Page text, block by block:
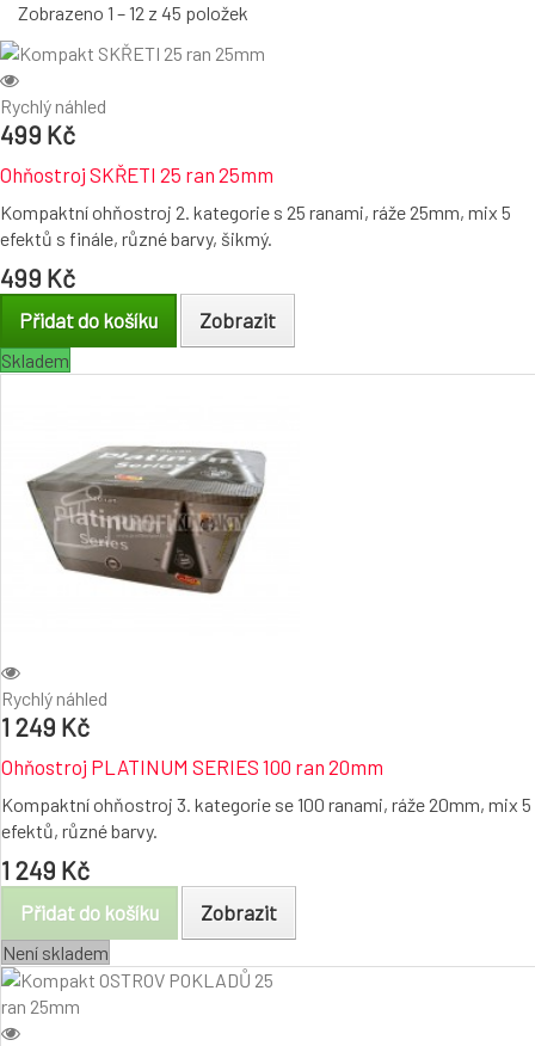
Zobrazeno 1 – 12 z 45 položek
Rychlý náhled
499 Kč
Ohňostroj SKŘETI 25 ran 25mm
Kompaktní ohňostroj 2. kategorie s 25 ranami, ráže 25mm, mix 5
efektů s finále, různé barvy, šikmý.
499 Kč
Přidat do košíku Zobrazit
Skladem
Rychlý náhled
1 249 Kč
Ohňostroj PLATINUM SERIES 100 ran 20mm
Kompaktní ohňostroj 3. kategorie se 100 ranami, ráže 20mm, mix 5
efektů, různé barvy.
1 249 Kč
Přidat do košíku Zobrazit
Není skladem